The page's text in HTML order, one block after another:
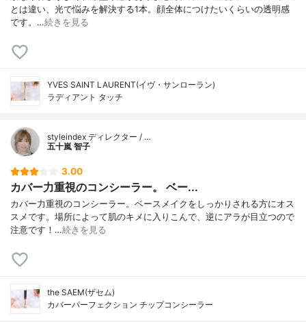
とは違い、光で悩みを解決する1本。顔全体につけたいくらいの透明感
です。…続きを見る
YVES SAINT LAURENT(イヴ・サンローラン)
ラディアント タッチ
styleindex ディレクター / …
五十嵐 智子
3.00
カバー力重視のコンシーラー。 ベー...
カバー力重視のコンシーラー。ベースメイクをしっかりされる方にオス
スメです。場所によって肌のキメに入りこんで、逆にアラが目立つので
注意です！…続きを見る
the SAEM(ザセム)
カバーパーフェクション チップコンシーラー